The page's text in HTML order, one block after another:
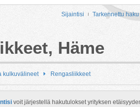
Sijaintisi Tarkennettu haku
Häme
kulkuvälineet Rengasliikkeet
voit järjestellä hakutulokset yrityksen